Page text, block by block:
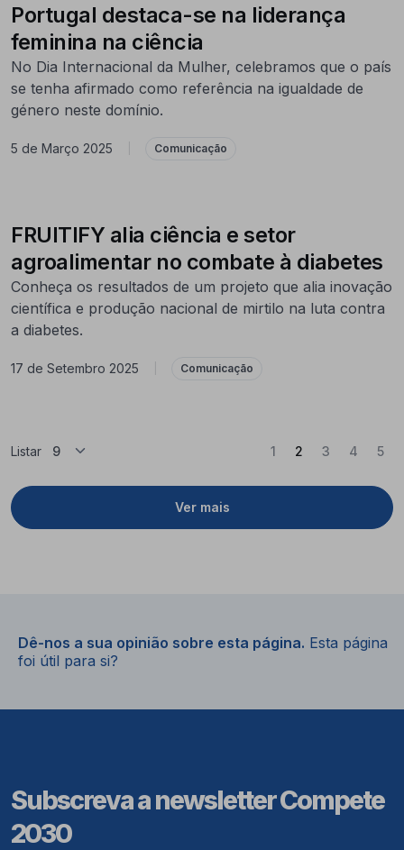
Portugal destaca-se na liderança
feminina na ciência
No Dia Internacional da Mulher, celebramos que o país
se tenha afirmado como referência na igualdade de
género neste domínio.
5 de Março 2025 Comunicação
FRUITIFY alia ciência e setor
agroalimentar no combate à diabetes
Conheça os resultados de um projeto que alia inovação
científica e produção nacional de mirtilo na luta contra
a diabetes.
17 de Setembro 2025 Comunicação
Listar
Ver mais
1 2 (Atual)
3 4 5
Dê-nos a sua opinião sobre esta página. Esta página
foi útil para si?
Subscreva a newsletter Compete
2030